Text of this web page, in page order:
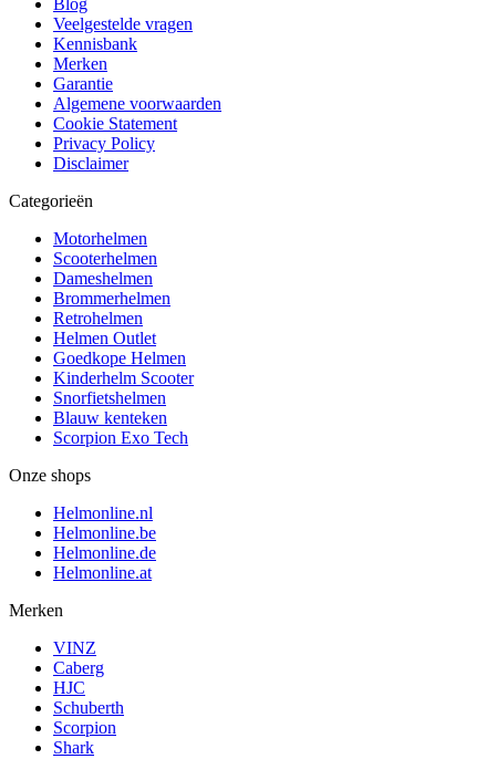
Blog
Veelgestelde vragen
Kennisbank
Merken
Garantie
Algemene voorwaarden
Cookie Statement
Privacy Policy
Disclaimer
Categorieën
Motorhelmen
Scooterhelmen
Dameshelmen
Brommerhelmen
Retrohelmen
Helmen Outlet
Goedkope Helmen
Kinderhelm Scooter
Snorfietshelmen
Blauw kenteken
Scorpion Exo Tech
Onze shops
Helmonline.nl
Helmonline.be
Helmonline.de
Helmonline.at
Merken
VINZ
Caberg
HJC
Schuberth
Scorpion
Shark